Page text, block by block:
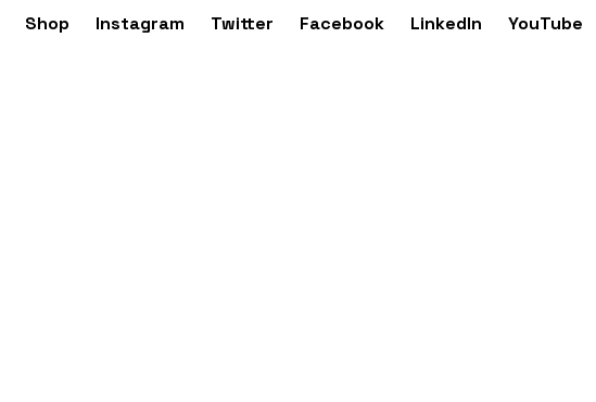
Shop Instagram Twitter Facebook LinkedIn YouTube